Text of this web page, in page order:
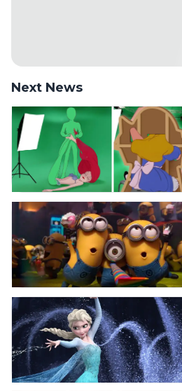
Next News